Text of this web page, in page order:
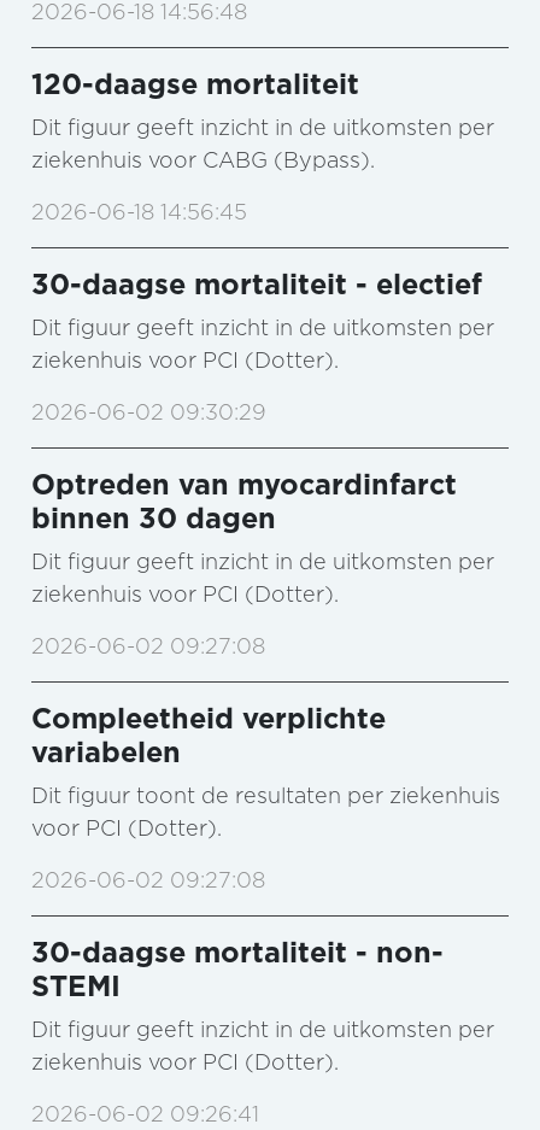
2026-06-18 14:56:48
120-daagse mortaliteit
Dit figuur geeft inzicht in de uitkomsten per
ziekenhuis voor CABG (Bypass).
2026-06-18 14:56:45
30-daagse mortaliteit - electief
Dit figuur geeft inzicht in de uitkomsten per
ziekenhuis voor PCI (Dotter).
2026-06-02 09:30:29
Optreden van myocardinfarct
binnen 30 dagen
Dit figuur geeft inzicht in de uitkomsten per
ziekenhuis voor PCI (Dotter).
2026-06-02 09:27:08
Compleetheid verplichte
variabelen
Dit figuur toont de resultaten per ziekenhuis
voor PCI (Dotter).
2026-06-02 09:27:08
30-daagse mortaliteit - non-
STEMI
Dit figuur geeft inzicht in de uitkomsten per
ziekenhuis voor PCI (Dotter).
2026-06-02 09:26:41